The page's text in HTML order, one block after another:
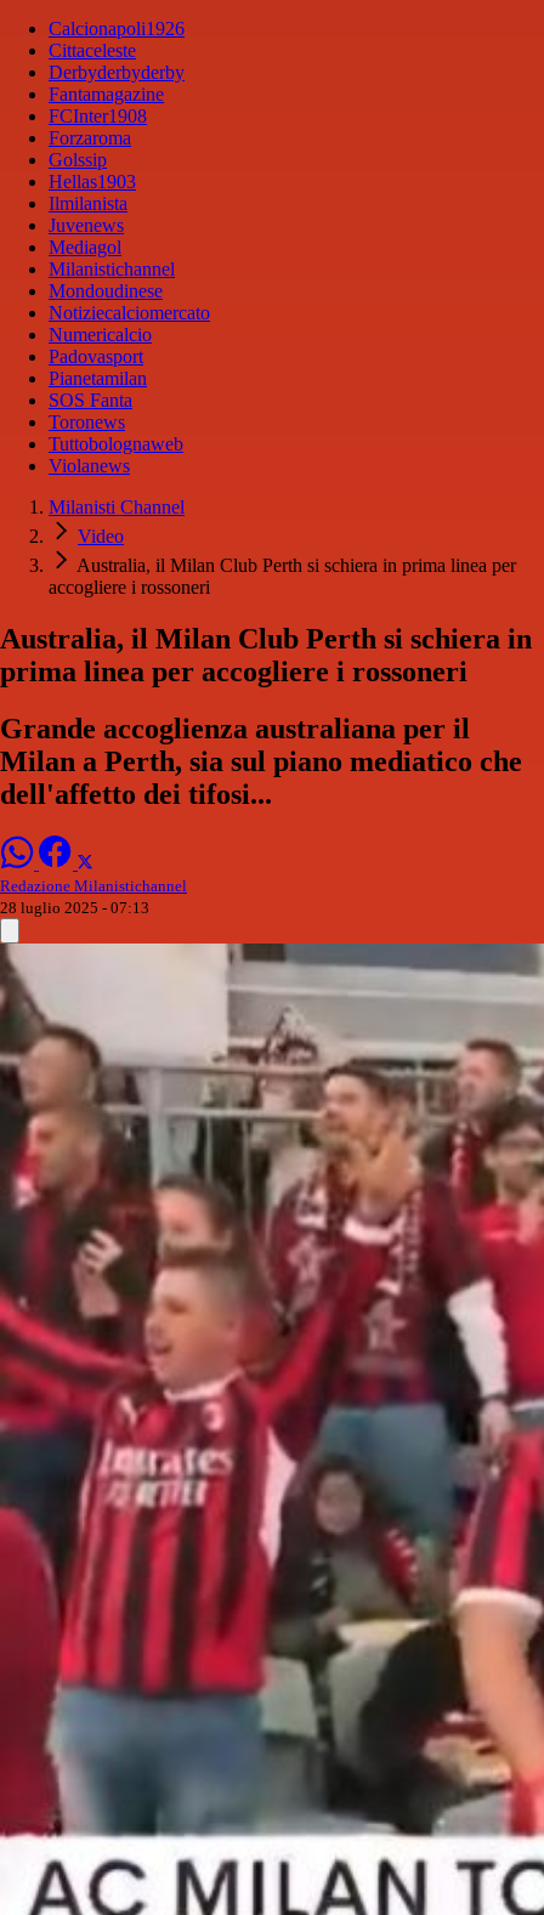
Calcionapoli1926
Cittaceleste
Derbyderbyderby
Fantamagazine
FCInter1908
Forzaroma
Golssip
Hellas1903
Ilmilanista
Juvenews
Mediagol
Milanistichannel
Mondoudinese
Notiziecalciomercato
Numericalcio
Padovasport
Pianetamilan
SOS Fanta
Toronews
Tuttobolognaweb
Violanews
Milanisti Channel
Video
Australia, il Milan Club Perth si schiera in prima linea per
accogliere i rossoneri
Australia, il Milan Club Perth si schiera in
prima linea per accogliere i rossoneri
Grande accoglienza australiana per il
Milan a Perth, sia sul piano mediatico che
dell'affetto dei tifosi...
Redazione Milanistichannel
28 luglio 2025 - 07:13